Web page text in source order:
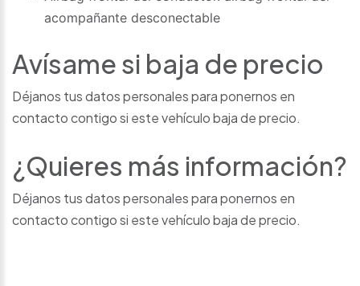
acompañante desconectable
Avísame si baja de precio
Déjanos tus datos personales para ponernos en
contacto contigo si este vehículo baja de precio.
¿Quieres más información?
Déjanos tus datos personales para ponernos en
contacto contigo si este vehículo baja de precio.